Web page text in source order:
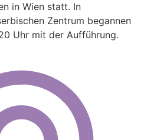
in Wien statt. In
Zentrum begannen
Uhr mit der Aufführung.